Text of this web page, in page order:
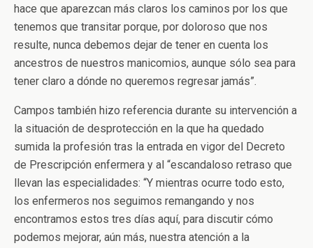
hace que aparezcan más claros los caminos por los que
tenemos que transitar porque, por doloroso que nos
resulte, nunca debemos dejar de tener en cuenta los
ancestros de nuestros manicomios, aunque sólo sea para
tener claro a dónde no queremos regresar jamás”.
Campos también hizo referencia durante su intervención a
la situación de desprotección en la que ha quedado
sumida la profesión tras la entrada en vigor del Decreto
de Prescripción enfermera y al “escandaloso retraso que
llevan las especialidades: “Y mientras ocurre todo esto,
los enfermeros nos seguimos remangando y nos
encontramos estos tres días aquí, para discutir cómo
podemos mejorar, aún más, nuestra atención a la